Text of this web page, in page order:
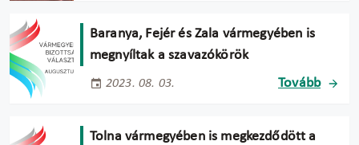
Baranya, Fejér és Zala vármegyében is
megnyíltak a szavazókörök
2023. 08. 03. Tovább
Tolna vármegyében is megkezdődött a